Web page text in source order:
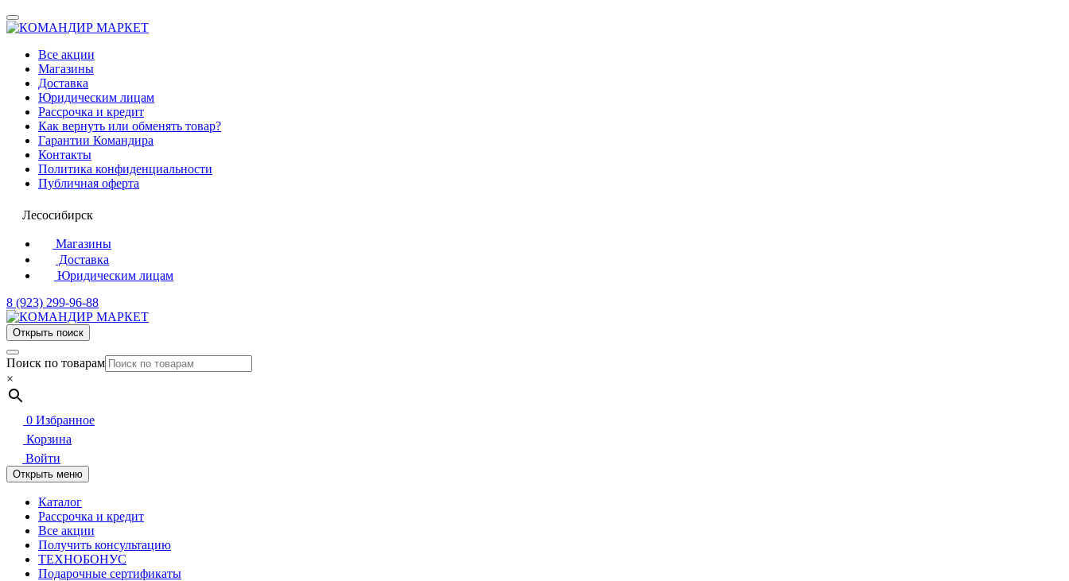
Все акции
Магазины
Доставка
Юридическим лицам
Рассрочка и кредит
Как вернуть или обменять товар?
Гарантии Командира
Контакты
Политика конфиденциальности
Публичная оферта
Лесосибирск
Магазины
Доставка
Юридическим лицам
8 (923) 299-96-88
Открыть поиск
Поиск по товарам
×
0 Избранное
Корзина
Войти
Открыть меню
Каталог
Рассрочка и кредит
Все акции
Получить консультацию
ТЕХНОБОНУС
Подарочные сертификаты